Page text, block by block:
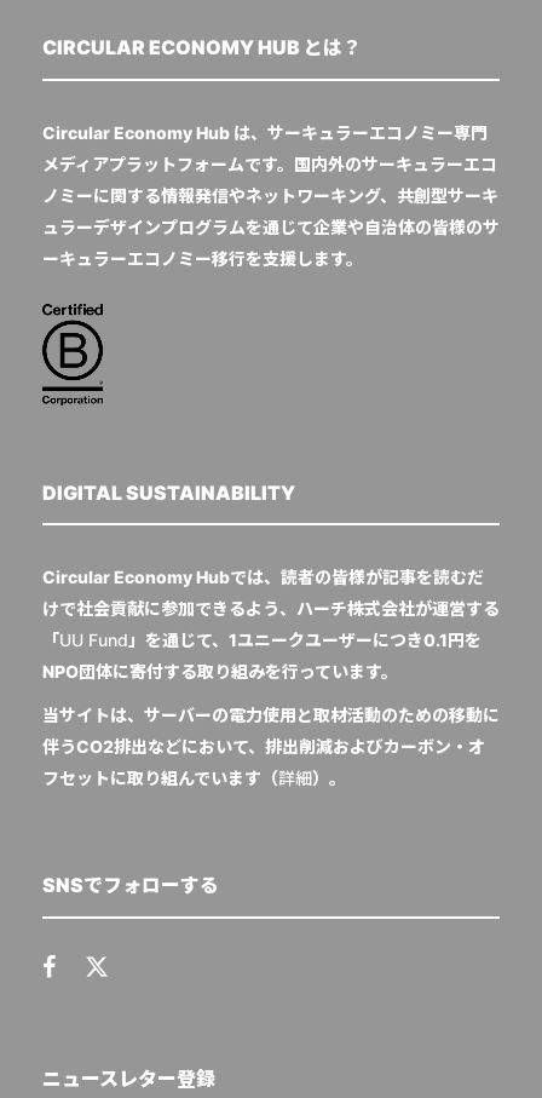
CIRCULAR ECONOMY HUB とは？
Circular Economy Hub は、サーキュラーエコノミー専門
メディアプラットフォームです。国内外のサーキュラーエコ
ノミーに関する情報発信やネットワーキング、共創型サーキ
ュラーデザインプログラムを通じて企業や自治体の皆様のサ
ーキュラーエコノミー移行を支援します。
DIGITAL SUSTAINABILITY
Circular Economy Hubでは、読者の皆様が記事を読むだ
けで社会貢献に参加できるよう、ハーチ株式会社が運営する
「UU Fund 」を通じて、1ユニークユーザーにつき0.1円を
NPO団体に寄付する取り組みを行っています。
当サイトは、サーバーの電力使用と取材活動のための移動に
伴うCO2排出などにおいて、排出削減およびカーボン・オ
フセットに取り組んでいます（詳細）。
SNSでフォローする
ニュースレター登録